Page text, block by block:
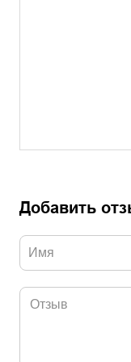
Добавить